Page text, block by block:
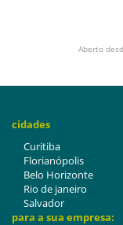
Aberto
cidades
Curitiba
Florianópolis
Belo Horizonte
Rio de janeiro
Salvador
para a sua empresa: